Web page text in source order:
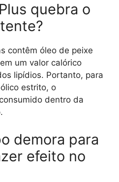
quebra o
contêm óleo de peixe
um valor calórico
lipídios. Portanto, para
estrito, o
dentro da
demora para
efeito no